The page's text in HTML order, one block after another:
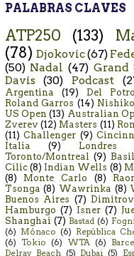
PALABRAS CLAVES
ATP250 (133)
(78) Djokovic(67)
(50) Nadal (47) Grand
Davis
(30) Podcast
Argentina (19) Del Potro
Roland Garros (14)
US Open (13) Australian
Zverev (12) Masters (11)
(11) Challenger (9)
Italia
(9) Londres
Toronto/Montreal (9)
Cilic (8) Indian Wells (8)
(8)
Monte Carlo (8)
Tsonga (8) Wawrinka (8)
Buenos Aires (7) Dimitrov
Hamburgo (7) Isner (7)
Shanghai (7) Bastad (6)
(6) Mónaco (6) República
(6) Tokio (6) WTA (6)
Delray Beach (5) Dubai (5)